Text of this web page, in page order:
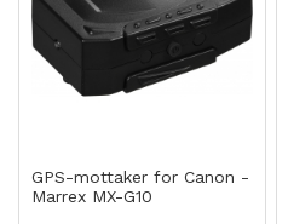
GPS-mottaker for Canon -
Marrex MX-G10